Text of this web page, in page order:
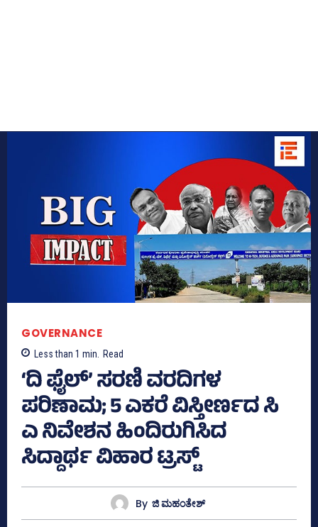
GOVERNANCE
Less than 1 min. Read
‘ದಿ ಫೈಲ್‌’ ಸರಣಿ ವರದಿಗಳ
ಪರಿಣಾಮ; 5 ಎಕರೆ ವಿಸ್ತೀರ್ಣದ ಸಿ
ಎ ನಿವೇಶನ ಹಿಂದಿರುಗಿಸಿದ
ಸಿದ್ದಾರ್ಥ ವಿಹಾರ ಟ್ರಸ್ಟ್‌
By ಜಿ ಮಹಂತೇಶ್